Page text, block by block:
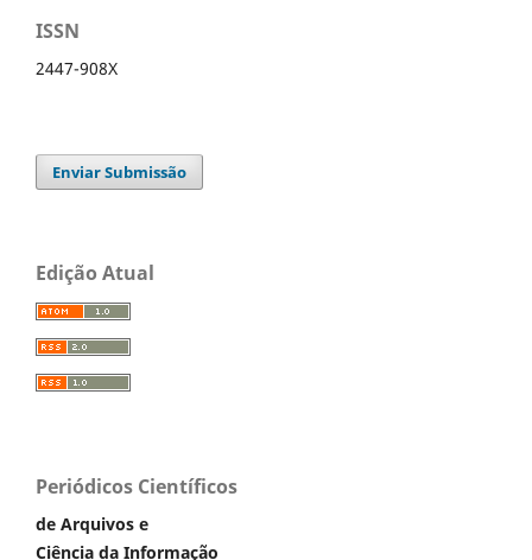
ISSN
2447-908X
Enviar Submissão
Edição Atual
Periódicos Científicos
de Arquivos e
Ciência da Informação